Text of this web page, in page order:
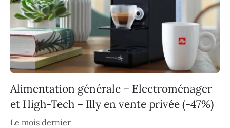
Alimentation générale – Electroménager
et High-Tech – Illy en vente privée (-47%)
Le mois dernier